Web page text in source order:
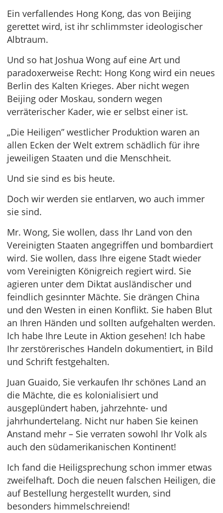
Ein verfallendes Hong Kong, das von Beijing
gerettet wird, ist ihr schlimmster ideologischer
Albtraum.
Und so hat Joshua Wong auf eine Art und
paradoxerweise Recht: Hong Kong wird ein neues
Berlin des Kalten Krieges. Aber nicht wegen
Beijing oder Moskau, sondern wegen
verräterischer Kader, wie er selbst einer ist.
„Die Heiligen” westlicher Produktion waren an
allen Ecken der Welt extrem schädlich für ihre
jeweiligen Staaten und die Menschheit.
Und sie sind es bis heute.
Doch wir werden sie entlarven, wo auch immer
sie sind.
Mr. Wong, Sie wollen, dass Ihr Land von den
Vereinigten Staaten angegriffen und bombardiert
wird. Sie wollen, dass Ihre eigene Stadt wieder
vom Vereinigten Königreich regiert wird. Sie
agieren unter dem Diktat ausländischer und
feindlich gesinnter Mächte. Sie drängen China
und den Westen in einen Konflikt. Sie haben Blut
an Ihren Händen und sollten aufgehalten werden.
Ich habe Ihre Leute in Aktion gesehen! Ich habe
Ihr zerstörerisches Handeln dokumentiert, in Bild
und Schrift festgehalten.
Juan Guaido, Sie verkaufen Ihr schönes Land an
die Mächte, die es kolonialisiert und
ausgeplündert haben, jahrzehnte- und
jahrhundertelang. Nicht nur haben Sie keinen
Anstand mehr – Sie verraten sowohl Ihr Volk als
auch den südamerikanischen Kontinent!
Ich fand die Heiligsprechung schon immer etwas
zweifelhaft. Doch die neuen falschen Heiligen, die
auf Bestellung hergestellt wurden, sind
besonders himmelschreiend!